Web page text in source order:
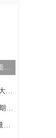
三部委开展风电、集中式光伏等可再生能源补贴自查！
江西2022年第一批重点项目名单 华能、大唐、中广核TOP3
加快实施可再生能源替代行动 CRESP二期项目取得新成效
新疆油田：多项新技术助力玛湖油区产量跑出“玛速度”